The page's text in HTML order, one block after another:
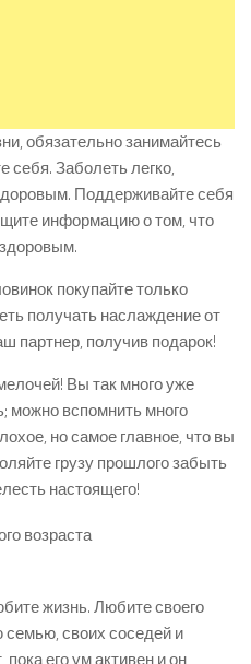
обязательно занимайтесь
себя. Заболеть легко,
Поддерживайте себя
информацию о том, что
покупайте только
получать наслаждение от
партнер, получив подарок!
Вы так много уже
можно вспомнить много
но самое главное, что вы
грузу прошлого забыть
настоящего!
жизнь. Любите своего
своих соседей и